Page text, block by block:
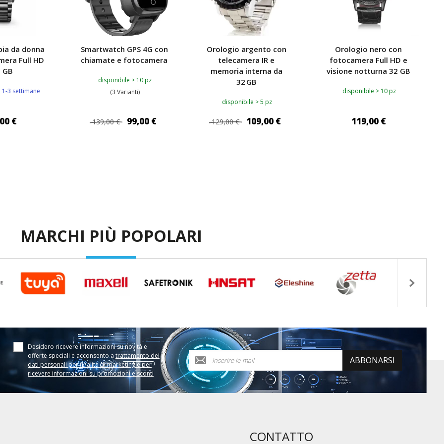
da donna
Full HD
GB
3 settimane
€
Smartwatch GPS 4G con
chiamate e fotocamera
disponibile > 10 pz
(3 Varianti)
139,00 € 99,00 €
Orologio argento con
telecamera IR e
memoria interna da
32 GB
disponibile > 5 pz
129,00 € 109,00 €
Orologio nero con
fotocamera Full HD e
visione notturna 32 GB
disponibile > 10 pz
119,00 €
MARCHI PIÙ POPOLARI
Desidero ricevere informazioni su novità e
offerte speciali e acconsento a trattamento dei
dati personali per finalità di marketing e per
ricevere informazioni su promozioni e sconti
ABBONARSI
CONTATTO